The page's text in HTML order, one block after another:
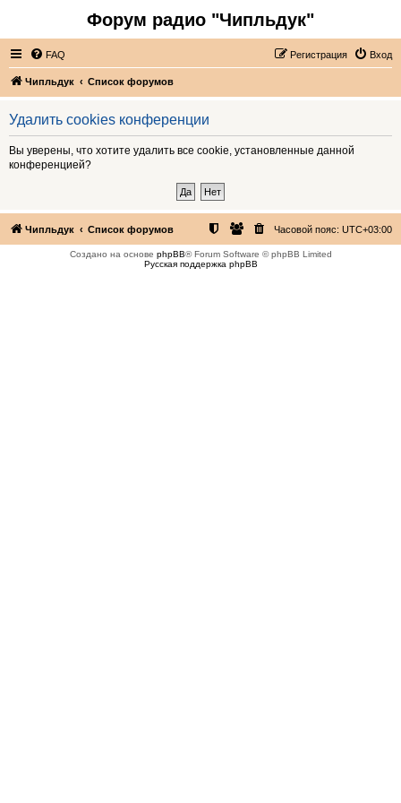
Форум радио "Чипльдук"
FAQ Вход
Регистрация
Чипльдук Список форумов
Удалить cookies конференции
Вы уверены, что хотите удалить все cookie, установленные данной
конференцией?
Чипльдук Список форумов Часовой пояс: UTC+03:00
Создано на основе phpBB® Forum Software © phpBB Limited
Русская поддержка phpBB